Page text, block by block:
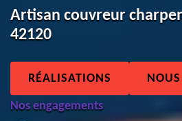
Artisan couvreur
42120
RÉALISATIONS
Nos engagements